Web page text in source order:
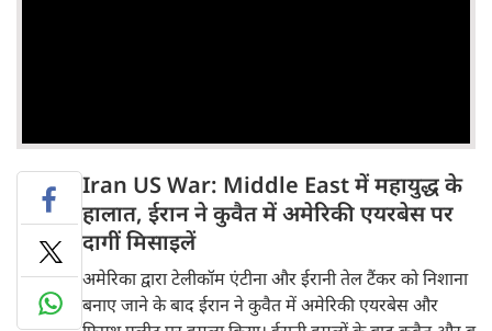
Iran US War: Middle East में महायुद्ध के
हालात, ईरान ने कुवैत में अमेरिकी एयरबेस पर
दागीं मिसाइलें
अमेरिका द्वारा टेलीकॉम एंटीना और ईरानी तेल टैंकर को निशाना
बनाए जाने के बाद ईरान ने कुवैत में अमेरिकी एयरबेस और